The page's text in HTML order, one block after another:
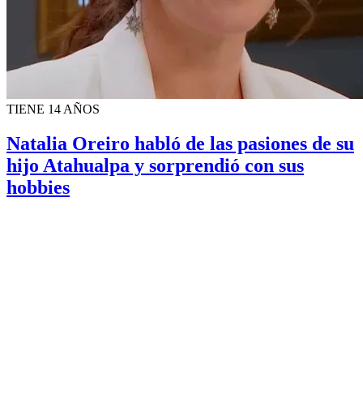
TIENE 14 AÑOS
Natalia Oreiro habló de las pasiones de su
hijo Atahualpa y sorprendió con sus
hobbies